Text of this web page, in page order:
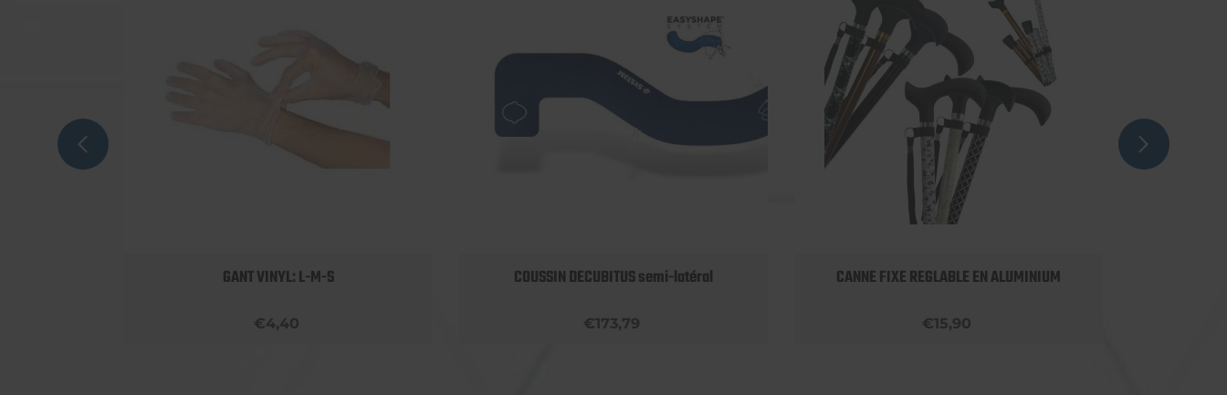
GANT VINYL: L-M-S
€4,40
COUSSIN DECUBITUS semi-latéral
€173,79
CANNE FIXE REGLABLE EN ALUMINIUM
€15,90